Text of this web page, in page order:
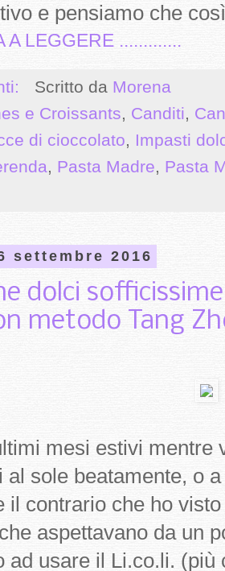
e pensiamo che
A LEGGERE .............
Scritto da Morena
e Croissants, Canditi,
di cioccolato, Impasti
, Pasta Madre, Pasta
settembre 2016
dolci
metodo Tang
mesi estivi mentre
al sole beatamente, o
il contrario che ho
aspettavano da un
ad usare il Li.co.li.